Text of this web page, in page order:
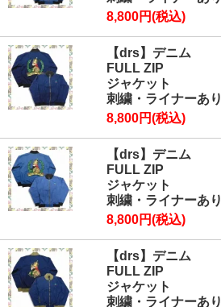
8,800円(税込)
【drs】デニム
FULL ZIP
ジャケット
刺繍・ライナーあり
8,800円(税込)
【drs】デニム
FULL ZIP
ジャケット
刺繍・ライナーあり
8,800円(税込)
【drs】デニム
FULL ZIP
ジャケット
刺繍・ライナーあり